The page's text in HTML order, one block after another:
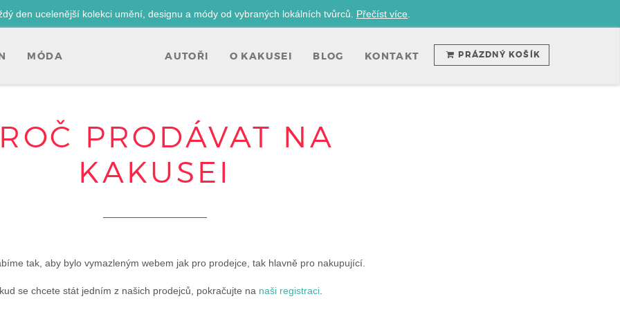
den ucelenější kolekci umění, designu a módy od vybraných lokálních tvůrců. Přečíst více
MÓDA PRÁZDNÝ KOŠÍK
AUTOŘI O KAKUSEI BLOG KONTAKT
PRODÁVAT NA
KAKUSEI
tak, aby bylo vymazleným webem jak pro prodejce, tak hlavně pro nakupující.
se chcete stát jedním z našich prodejců, pokračujte na naši registraci